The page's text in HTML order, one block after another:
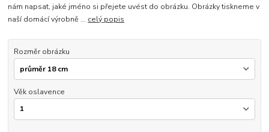
nám napsat, jaké jméno si přejete uvést do obrázku. Obrázky tiskneme v
naší domácí výrobně ... celý popis
Rozměr obrázku
Věk oslavence